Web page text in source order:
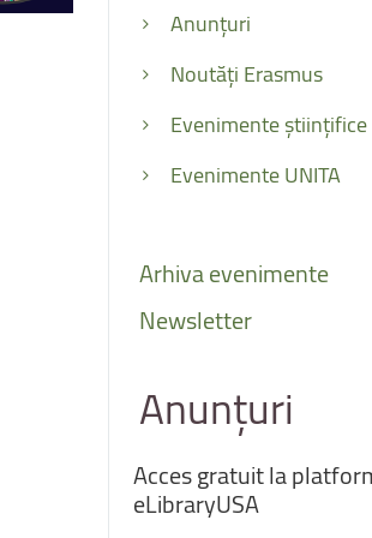
Anunțuri
Noutăți Erasmus
Evenimente științifice
Evenimente UNITA
Arhivaevenimente
Newsletter
Anunțuri
Accesgratuitla
eLibraryUSA